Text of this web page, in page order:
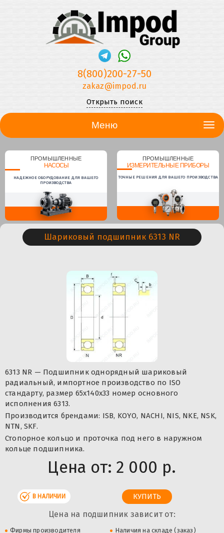
8(800)200-27-50
zakaz@impod.ru
Открыть поиск
Меню
ПРОМЫШЛЕННЫЕ
НАСОСЫ
НАДЕЖНОЕ ОБОРУДОВАНИЕ ДЛЯ ВАШЕГО
ПРОИЗВОДСТВА
ПРОМЫШЛЕННЫЕ
ИЗМЕРИТЕЛЬНЫЕ ПРИБОРЫ
ТОЧНЫЕ РЕШЕНИЯ ДЛЯ ВАШЕГО ПРОИЗВОДСТВА
Шариковый подшипник 6313 NR
6313 NR — Подшипник однорядный шариковый
радиальный, импортное производство по ISO
стандарту, размер 65x140x33 номер основного
исполнения 6313.
Производится брендами: ISB, KOYO, NACHI, NIS, NKE, NSK,
NTN, SKF.
Стопорное кольцо и проточка под него в наружном
кольце подшипника.
Цена от: 2 000 р.
В НАЛИЧИИ
Цена на подшипник зависит от:
Фирмы производителя
Наличия на складе (заказ)